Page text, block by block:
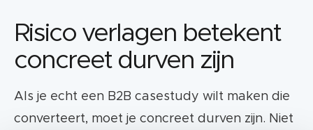
Risico verlagen betekent
concreet durven zijn
Als je echt een B2B casestudy wilt maken die
converteert, moet je concreet durven zijn. Niet